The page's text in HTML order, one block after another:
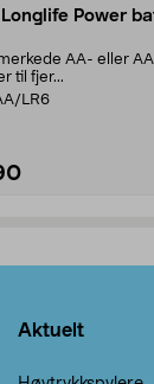
Power
AA- eller
til fjer...
LR6
Aktuelt